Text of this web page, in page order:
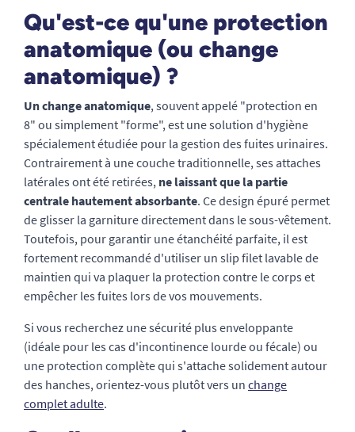
Qu'est-ce qu'une protection
anatomique (ou change
anatomique) ?
Un change anatomique, souvent appelé "protection en
8" ou simplement "forme", est une solution d'hygiène
spécialement étudiée pour la gestion des fuites urinaires.
Contrairement à une couche traditionnelle, ses attaches
latérales ont été retirées, ne laissant que la partie
centrale hautement absorbante. Ce design épuré permet
de glisser la garniture directement dans le sous-vêtement.
Toutefois, pour garantir une étanchéité parfaite, il est
fortement recommandé d'utiliser un slip filet lavable de
maintien qui va plaquer la protection contre le corps et
empêcher les fuites lors de vos mouvements.
Si vous recherchez une sécurité plus enveloppante
(idéale pour les cas d'incontinence lourde ou fécale) ou
une protection complète qui s'attache solidement autour
des hanches, orientez-vous plutôt vers un change
complet adulte.